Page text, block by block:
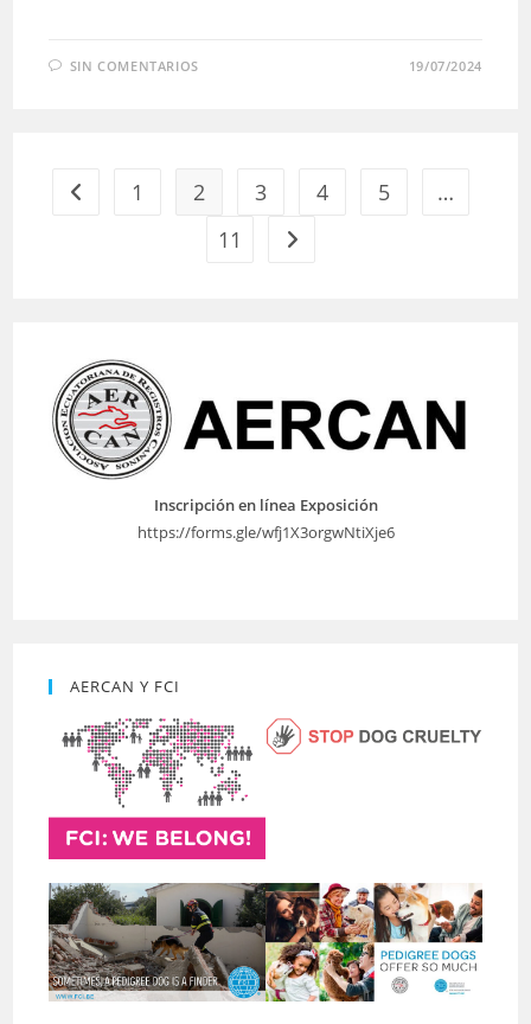
SIN COMENTARIOS 19/07/2024
Ir a la página anterior
1 2 3 4 5
…
11
Ir a la página siguiente
Inscripción en línea Exposición
https://forms.gle/wfj1X3orgwNtiXje6
AERCAN Y FCI